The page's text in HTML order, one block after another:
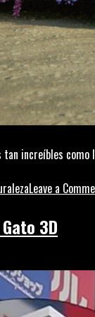
increíbles
Leave a
3D